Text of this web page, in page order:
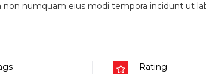
non numquam eius modi tempora incidunt ut
Rating